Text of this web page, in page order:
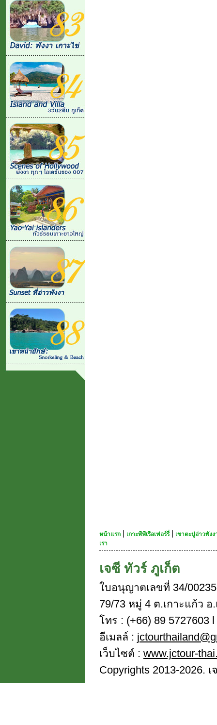
หน้าแรก เกาะพีพีเรือเฟอร์รี่|
เขาตะปูอ่าวพัง
เรา
เจซี ทัวร์ ภูเก็ต
ใบอนุญาตเลขที่ 34/
79/73 หมู่ 4 ต.เกาะแก้ว อ
โทร : (+66) 89 5727603
อีเมลล์ :
เว็บไซต์ : www.jctour-
Copyrights 2013-2026.